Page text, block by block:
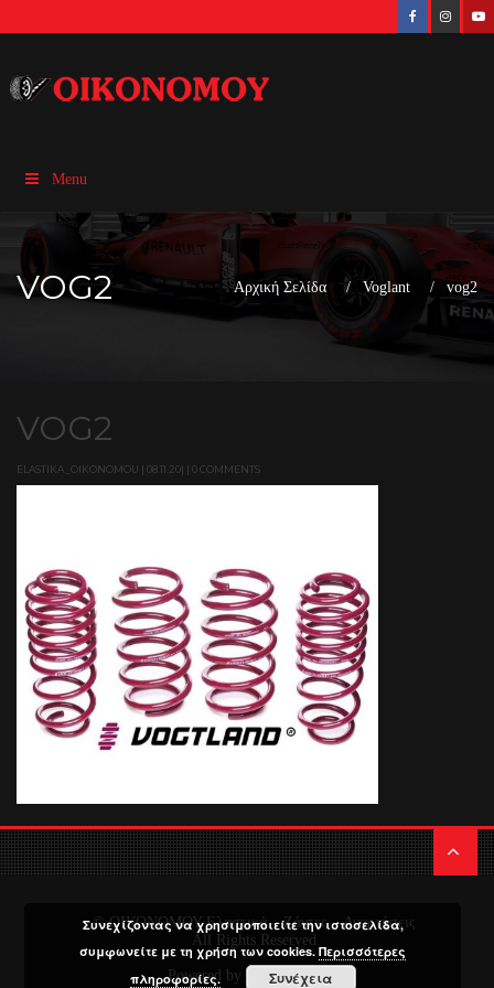
Menu
VOG2 Αρχική Σελίδα Voglant vog2
VOG2
ELASTIKA_OIKONOMOU | 08.11.20| | 0 COMMENTS
© ΟΙΚΟΝΟΜΟΥ Ελαστικά – Ζάντες – Αναρτήσεις
All Rights Reserved
Powered by Media Planners
Συνεχίζοντας να χρησιμοποιείτε την ιστοσελίδα,
συμφωνείτε με τη χρήση των cookies.Περισσότερες
πληροφορίες.
Συνέχεια